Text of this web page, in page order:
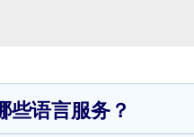
些语言服务？